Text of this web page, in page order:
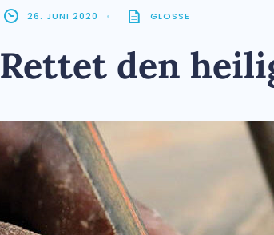
26. JUNI 2020 • GLOSSE
Rettet den